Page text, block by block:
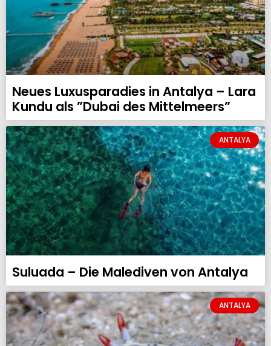
Neues Luxusparadies in Antalya – Lara
Kundu als ”Dubai des Mittelmeers”
ANTALYA
Suluada – Die Malediven von Antalya
ANTALYA